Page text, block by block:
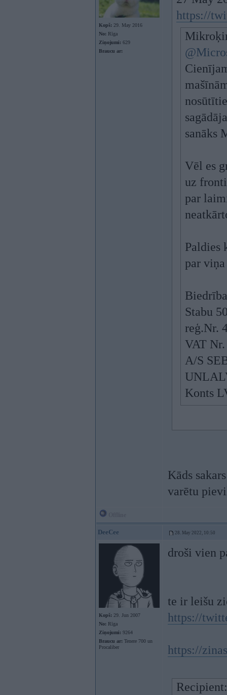
Kopš: 29. May 2016
No: Rīga
Ziņojumi: 629
Braucu ar:
https://
sanāks
Vēl es
uz
par
Paldies
par
Stabu
reģ.Nr.
VAT
A/S
Konts
Kāds
varētu
DeeCee 28. May 2022, 10:50
Kopš: 29. Jun 2007
No: Rīga
Ziņojumi: 9264
Braucu ar: Tenere 700 un
Procaliber
droši vien
te ir leišu
https://
https://